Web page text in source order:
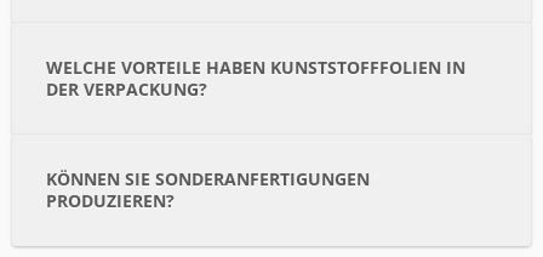
WELCHE VORTEILE HABEN KUNSTSTOFFFOLIEN IN
DER VERPACKUNG?
KÖNNEN SIE SONDERANFERTIGUNGEN
PRODUZIEREN?